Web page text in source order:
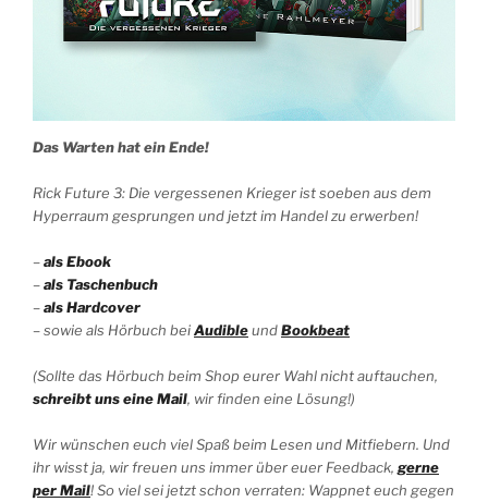
Das Warten hat ein Ende!
Rick Future 3: Die vergessenen Kriegerist soeben aus dem
Hyperraum gesprungen und jetzt im Handel zu erwerben!
–als Ebook
–als Taschenbuch
–als Hardcover
– sowie als Hörbuch beiAudibleundBookbeat
(Sollte das Hörbuch beim Shop eurer Wahl nicht auftauchen,
schreibt uns eine Mail, wir finden eine Lösung!)
Wir wünschen euch viel Spaß beim Lesen und Mitfiebern. Und
ihr wisst ja, wir freuen uns immer über euer Feedback, gerne
per Mail! So viel sei jetzt schon verraten: Wappnet euch gegen